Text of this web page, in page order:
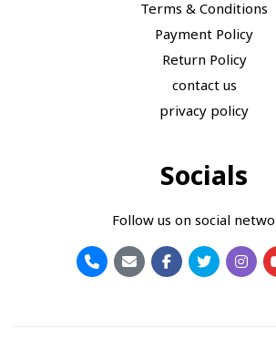
Terms & Conditions
Payment Policy
Return Policy
contact us
privacy policy
Socials
Follow us on social